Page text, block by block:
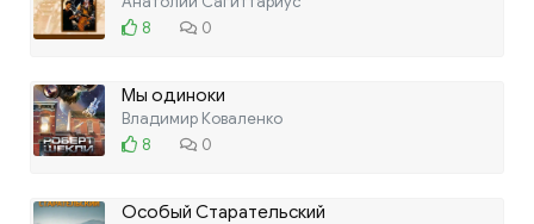
8
0
Мы одиноки
Владимир Коваленко
8
0
Особый Старательский